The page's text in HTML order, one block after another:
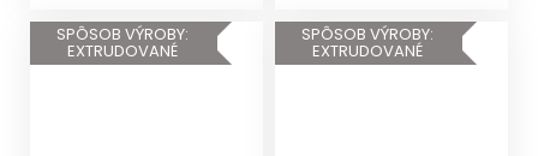
SPÔSOB VÝROBY:
EXTRUDOVANÉ
SPÔSOB VÝROBY:
EXTRUDOVANÉ